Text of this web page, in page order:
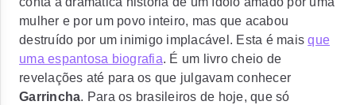
mulher e por um povo inteiro, mas que acabou
destruído por um inimigo implacável. Esta é maisque
uma espantosa biografia. É um livro cheio de
revelações até para os que julgavam conhecer
Garrincha. Para os brasileiros de hoje, que só